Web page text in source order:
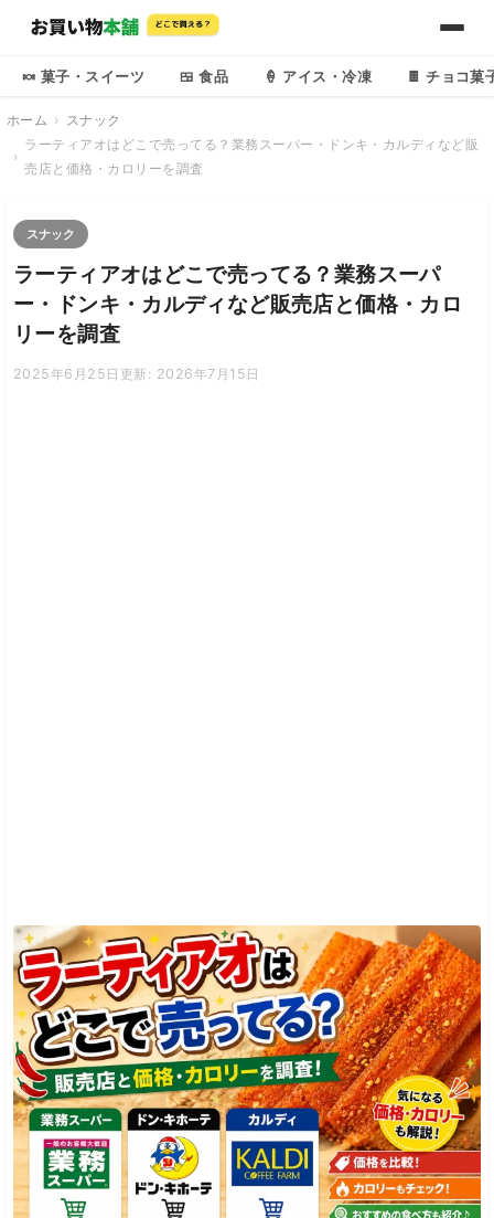
🍬 菓子・スイーツ 🍱 食品 🍦 アイス・冷凍 🍫 チョコ菓
ホーム
スナック
ラーティアオはどこで売ってる？業務スーパー・ドンキ・カルディなど販
売店と価格・カロリーを調査
スナック
ラーティアオはどこで売ってる？業務スーパ
ー・ドンキ・カルディなど販売店と価格・カロ
リーを調査
2025年6月25日 更新: 2026年7月15日